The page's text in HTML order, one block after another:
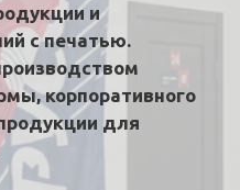
и
с печатью.
корпоративного
для